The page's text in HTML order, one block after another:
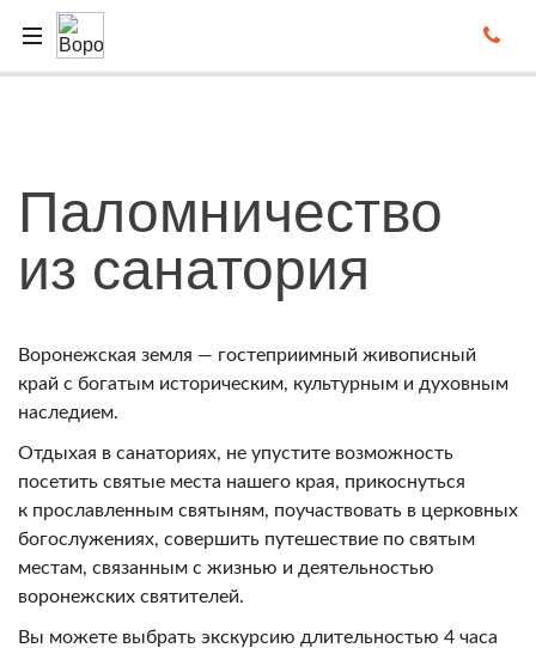
Паломничество
из санатория
Воронежская земля — гостеприимный живописный
край с богатым историческим, культурным и духовным
наследием.
Отдыхая в санаториях, не упустите возможность
посетить святые места нашего края, прикоснуться
к прославленным святыням, поучаствовать в церковных
богослужениях, совершить путешествие по святым
местам, связанным с жизнью и деятельностью
воронежских святителей.
Вы можете выбрать экскурсию длительностью 4 часа